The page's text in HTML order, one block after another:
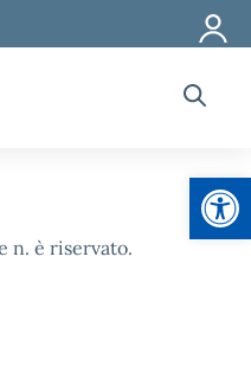
n. è riservato.